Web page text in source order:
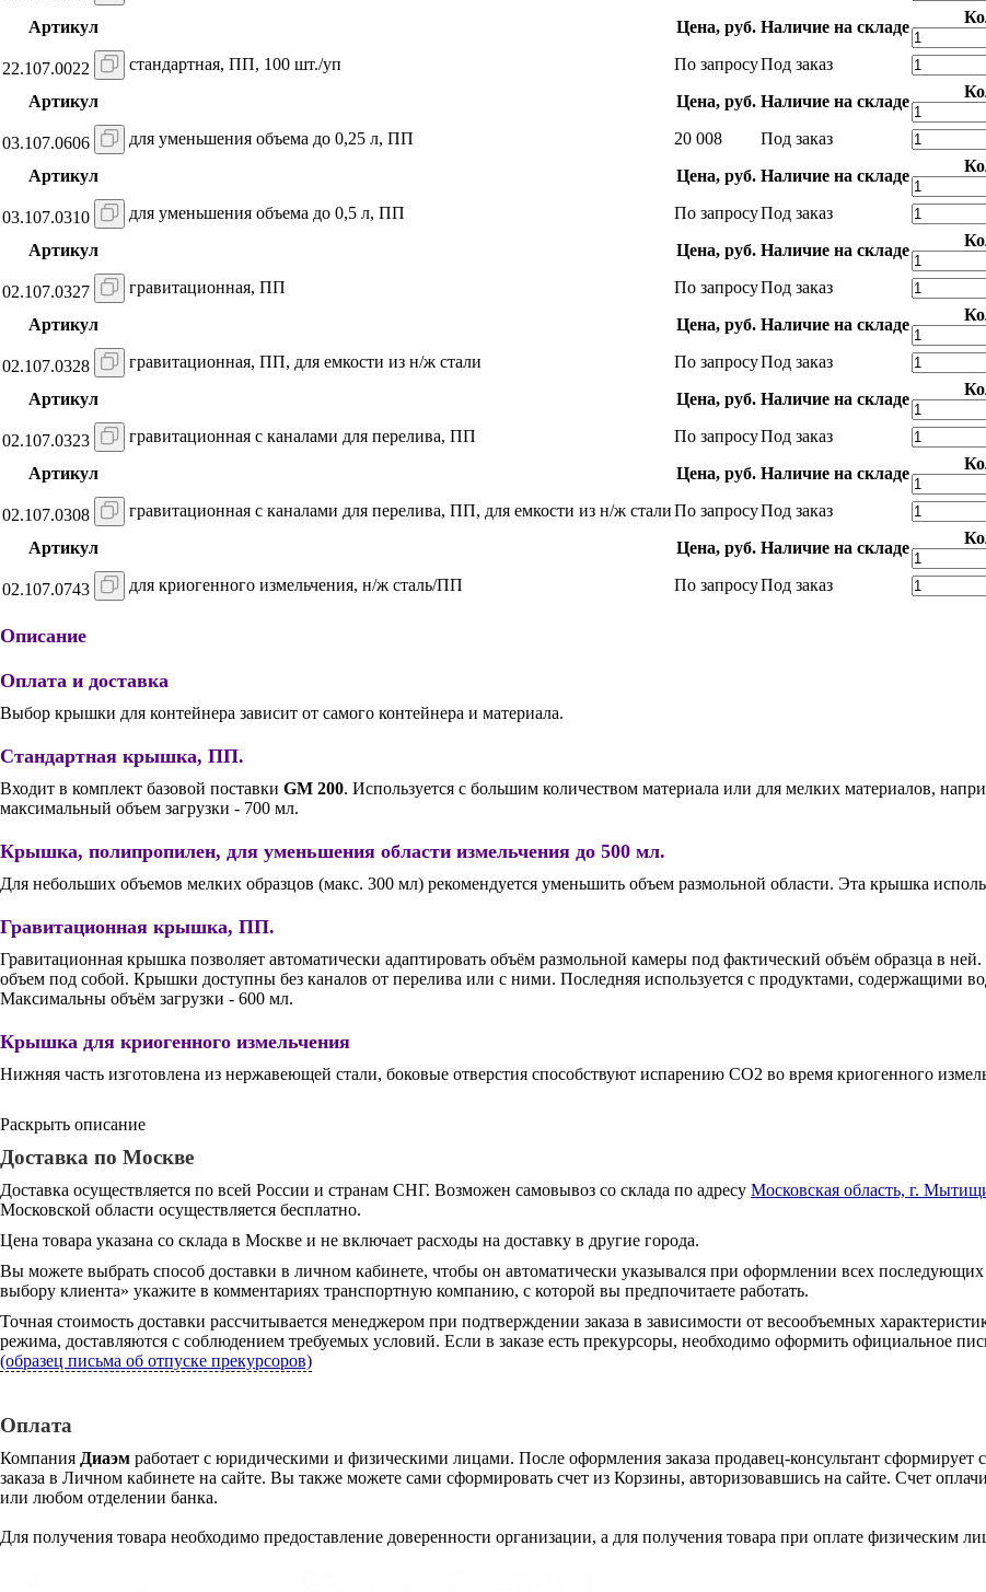
Артикул
Цена, руб. Наличие на складе
22.107.0022 стандартная, ПП, 100 шт./уп По запросуПод заказ
Артикул
Цена, руб. Наличие на складе
03.107.0606 для уменьшения объема до 0,25 л, ПП 20 008
Под заказ
Артикул
Цена, руб. Наличие на складе
03.107.0310 для уменьшения объема до 0,5 л, ПП По запросуПод заказ
Артикул
Цена, руб. Наличие на складе
02.107.0327 гравитационная, ПП По запросуПод заказ
Артикул
Цена, руб. Наличие на складе
02.107.0328 гравитационная, ПП, для емкости из н/ж стали По запросуПод заказ
Артикул
Цена, руб. Наличие на складе
02.107.0323 гравитационная с каналами для перелива, ПП По запросуПод заказ
Артикул
Цена, руб. Наличие на складе
02.107.0308 гравитационная с каналами для перелива, ПП, для емкости из н/ж сталиПо запросуПод заказ
Артикул
Цена, руб. Наличие на складе
02.107.0743 для криогенного измельчения, н/ж сталь/ПП По запросуПод заказ
Описание
Оплата и доставка
Выбор крышки для контейнера зависит от самого контейнера и материала.
Стандартная крышка, ПП.
Входит в комплект базовой поставки GM 200. Используется с большим количеством материала или для мелких материалов,
максимальный объем загрузки - 700 мл.
Крышка, полипропилен, для уменьшения области измельчения до 500 мл.
Для небольших объемов мелких образцов (макс. 300 мл) рекомендуется уменьшить объем размольной области. Эта крышка
Гравитационная крышка, ПП.
Гравитационная крышка позволяет автоматически адаптировать объём размольной камеры под фактический объём образца в
объем под собой. Крышки доступны без каналов от перелива или с ними. Последняя используется с продуктами, содержащими
Максимальны объём загрузки - 600 мл.
Крышка для криогенного измельчения
Нижняя часть изготовлена из нержавеющей стали, боковые отверстия способствуют испарению CO2 во время криогенного
Раскрыть описание
Доставка по Москве
Доставка осуществляется по всей России и странам СНГ. Возможен самовывоз со склада по адресу Московская область, г.
Московской области осуществляется бесплатно.
Цена товара указана со склада в Москве и не включает расходы на доставку в другие города.
Вы можете выбрать способ доставки в личном кабинете, чтобы он автоматически указывался при оформлении всех
выбору клиента» укажите в комментариях транспортную компанию, с которой вы предпочитаете работать.
Точная стоимость доставки рассчитывается менеджером при подтверждении заказа в зависимости от весообъемных
режима, доставляются с соблюдением требуемых условий. Если в заказе есть прекурсоры, необходимо оформить официальное
(образец письма об отпуске прекурсоров)
Оплата
Компания Диаэм работает с юридическими и физическими лицами. После оформления заказа продавец-консультант сформирует
заказа в Личном кабинете на сайте. Вы также можете сами сформировать счет из Корзины, авторизовавшись на сайте. Счет
или любом отделении банка.
Для получения товара необходимо предоставление доверенности организации, а для получения товара при оплате физическим